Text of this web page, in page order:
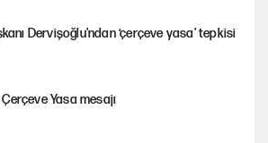
Dervişoğlu'ndan ‘çerçeve yasa’ tepkisi
Yasa mesajı